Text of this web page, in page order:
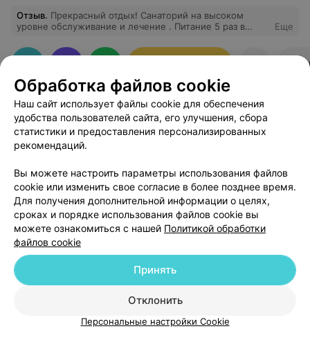
Отзыв. Прекрасный отдых! Санаторий на высоком
уровне обслуживание и лечение . Питание 5 раз в
Большое количество разных процедур по разным
маловат(тесновато). Прибывания в санатории плавное
и мелодичное. В свободное время можно прогуляться
как по лесном массиву так вдоль водоёма на котором
плавают утки и не прочь полакомиться с ваших рук.
Еще
Добавить специалиста
О проекте Новости проекта
Размещение рекламы
Медицинский маркетинг
Публичный договор
Пользовательское соглашение
Способы оплаты
Обработка файлов cookie
Наш сайт использует файлы cookie для обеспечения
удобства пользователей сайта, его улучшения, сбора
статистики и предоставления персонализированных
рекомендаций.
Вы можете настроить параметры использования файлов
cookie или изменить свое согласие в более позднее время.
Для получения дополнительной информации о целях,
сроках и порядке использования файлов cookie вы
можете ознакомиться с нашей Политикой обработки
файлов cookie
Отклонить
Принять
Персональные настройки Cookie